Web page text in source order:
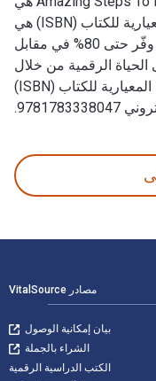
9781783331284 و الأرقام الدولية المعيارية للكتاب (ISBN) هي
9781783331284, 1783331283. وفّر حتى 80% في مقابل
الرقمية من خلال
VitalSource. تشمل الأرقام الدولية المعيارية للكتاب (ISBN)
مصادر VitalSource
بيان إمكانية الوصول
الشراء بالجملة
الكتب الدراسية الرقمية